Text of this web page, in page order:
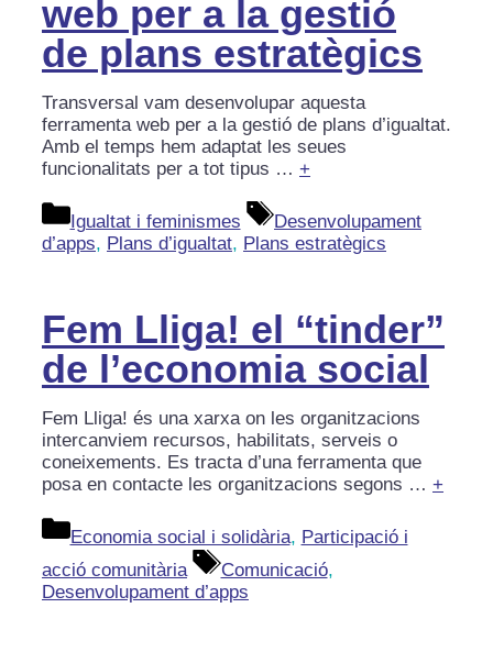
web per a la gestió
de plans estratègics
Transversal vam desenvolupar aquesta
ferramenta web per a la gestió de plans d’igualtat.
Amb el temps hem adaptat les seues
funcionalitats per a tot tipus … +
Categories
Igualtat i feminismes
Etiquetes
Desenvolupament
d’apps, Plans d’igualtat, Plans estratègics
Fem Lliga! el “tinder”
de l’economia social
Fem Lliga! és una xarxa on les organitzacions
intercanviem recursos, habilitats, serveis o
coneixements. Es tracta d’una ferramenta que
posa en contacte les organitzacions segons … +
Categories
Economia social i solidària, Participació i
acció comunitària
Etiquetes
Comunicació,
Desenvolupament d’apps